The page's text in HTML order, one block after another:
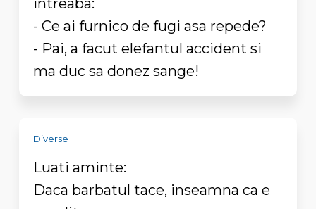
intreaba:
- Ce ai furnico de fugi asa repede?
- Pai, a facut elefantul accident si
ma duc sa donez sange!
Diverse
Luati aminte:
Daca barbatul tace, inseamna ca e